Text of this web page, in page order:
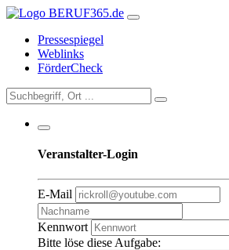
Pressespiegel
Weblinks
FörderCheck
Veranstalter-Login
E-Mail
Kennwort
Bitte löse diese Aufgabe: